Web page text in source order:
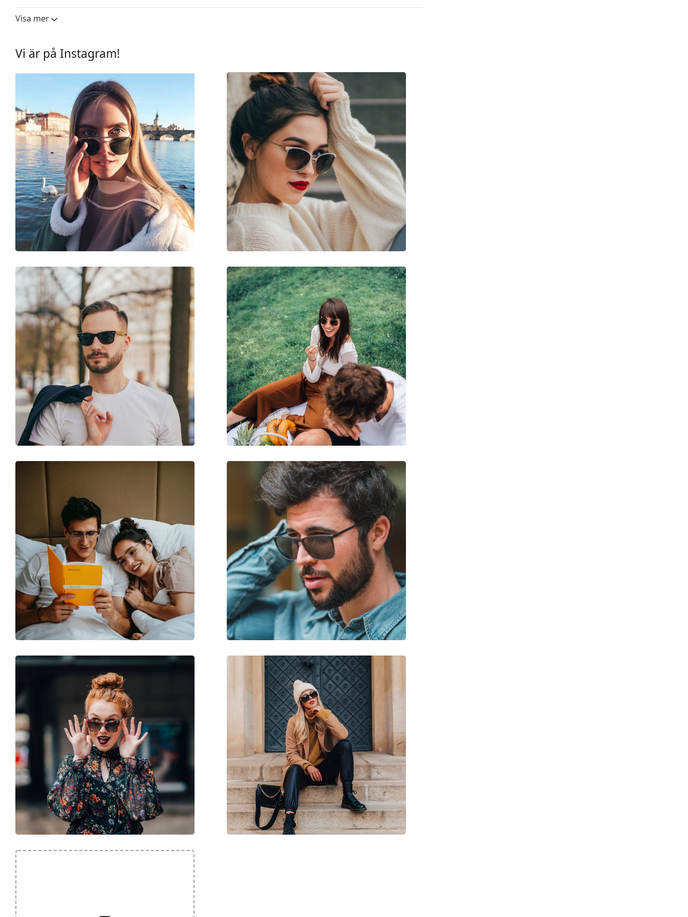
Linsbredd:
42 mm
Linsteknik:
UV-filter 400:
Bågfärg:
Svart
Sekundär bågfärg:
Vit
Bågmaterial:
Plast
Storlek:
M
Bredd:
138 mm
Skalmlängd:
140 mm
Näsbryggans bredd:
17 mm
Vikt:
145 g
Justerbara näskuddar:
Nej
Fjädergångjärn:
Nej
Tillbehör
Fodral:
Ja
Putsduk:
Ja
Övrigt
Kön:
Unisex
Kategori:
Solglasögon
Varumärke:
Oakley
Användning:
Sport
Sport:
Cykling, Löpning, Vandring, Terrängcykling
Kod:
OO 9415 01 42
Visa mer
Vi är på Instagram!